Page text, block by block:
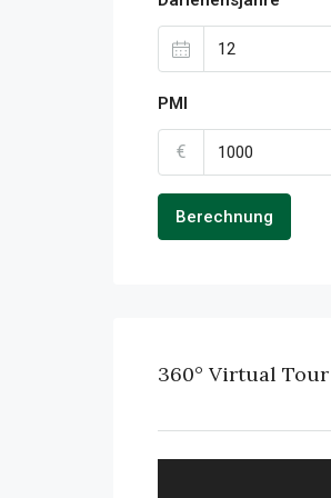
PMI
€
Berechnung
360° Virtual Tour